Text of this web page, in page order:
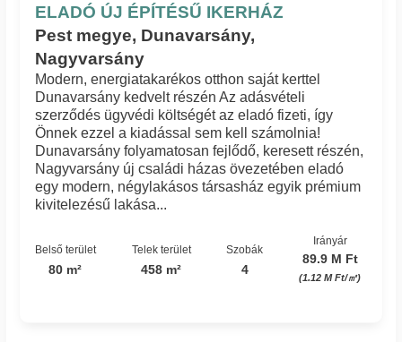
ELADÓ ÚJ ÉPÍTÉSŰ IKERHÁZ
Pest megye, Dunavarsány,
Nagyvarsány
Modern, energiatakarékos otthon saját kerttel
Dunavarsány kedvelt részén Az adásvételi
szerződés ügyvédi költségét az eladó fizeti, így
Önnek ezzel a kiadással sem kell számolnia!
Dunavarsány folyamatosan fejlődő, keresett részén,
Nagyvarsány új családi házas övezetében eladó
egy modern, négylakásos társasház egyik prémium
kivitelezésű lakása...
Belső terület
80 m²
Telek terület
458 m²
Szobák
4
Irányár
89.9 M Ft
(1.12 M Ft/㎡)